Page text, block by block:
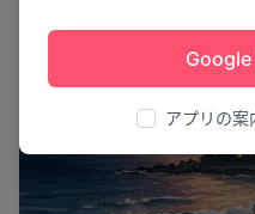
Google
アプリの案